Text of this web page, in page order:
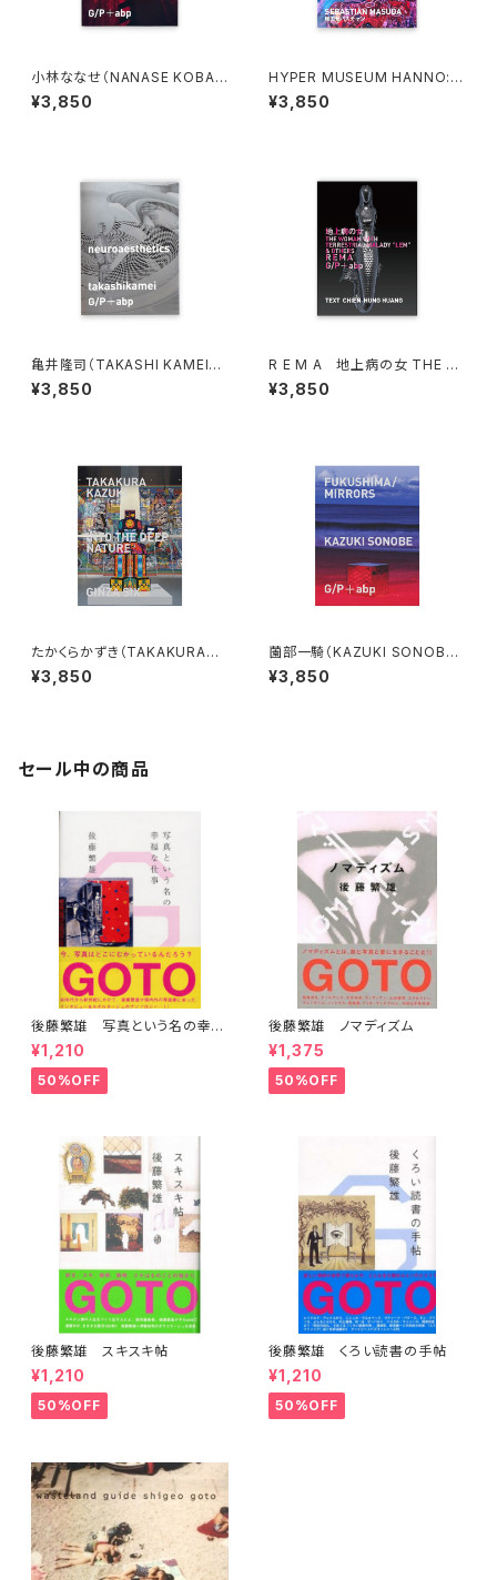
小林ななせ（NANASE KOBAY
ASHI）Locus meus
¥3,850
HYPER MUSEUM HANNO: H
YPER!! magazine 2026 増田
セバスチャン
¥3,850
亀井隆司（TAKASHI KAMEI）n
euroaesthetics
¥3,850
R E M A 地上病の女 THE W
OMAN WITH TERRESTRIAL
MALADY "LEM" & OTHERS
¥3,850
たかくらかずき（TAKAKURAKA
ZUKI）INTO THE DEEP NAT
URE
¥3,850
薗部一騎（KAZUKI SONOBE）
FUKUSHIMA/MIRRORS
¥3,850
セール中の商品
後藤繁雄 写真という名の幸福
な仕事
¥1,210
50%OFF
後藤繁雄 ノマディズム
¥1,375
50%OFF
後藤繁雄 スキスキ帖
¥1,210
50%OFF
後藤繁雄 くろい読書の手帖
¥1,210
50%OFF